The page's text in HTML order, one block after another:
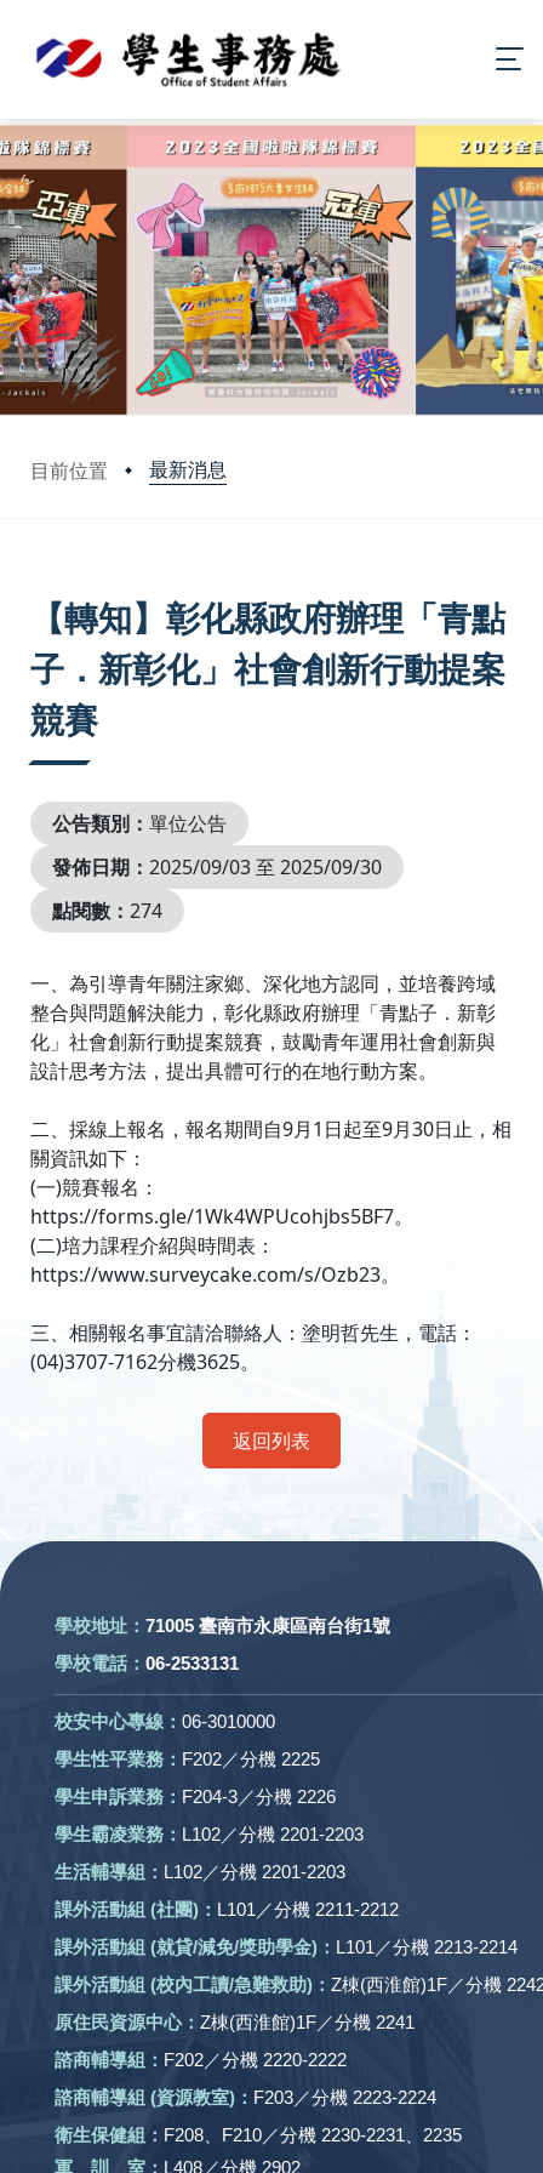
目前位置 最新消息
【轉知】彰化縣政府辦理「青點
子．新彰化」社會創新行動提案
競賽
公告類別： 單位公告
發佈日期： 2025/09/03 至 2025/09/30
點閱數： 274
一、為引導青年關注家鄉、深化地方認同，並培養跨域
整合與問題解決能力，彰化縣政府辦理「青點子．新彰
化」社會創新行動提案競賽，鼓勵青年運用社會創新與
設計思考方法，提出具體可行的在地行動方案。
二、採線上報名，報名期間自9月1日起至9月30日止，相
關資訊如下：
(一)競賽報名：
https://forms.gle/1Wk4WPUcohjbs5BF7。
(二)培力課程介紹與時間表：
https://www.surveycake.com/s/Ozb23。
三、相關報名事宜請洽聯絡人：塗明哲先生，電話：
(04)3707-7162分機3625。
返回列表
學校地址： 71005 臺南市永康區南台街1號
學校電話： 06-2533131
校安中心專線： 06-3010000
學生性平業務： F202／分機 2225
學生申訴業務： F204-3／分機 2226
學生霸凌業務： L102／分機 2201-2203
生活輔導組： L102／分機 2201-2203
課外活動組 (社團) ： L101／分機 2211-2212
課外活動組 (就貸/減免/獎助學金)： L101／分機 2213-2214
課外活動組 (校內工讀/急難救助) ： Z棟(西淮館)1F／分機
原住民資源中心： Z棟(西淮館)1F／分機 2241
諮商輔導組： F202／分機 2220-2222
諮商輔導組 (資源教室)： F203／分機 2223-2224
衛生保健組： F208、F210／分機 2230-2231、2235
軍 訓 室： L408／分機 2902